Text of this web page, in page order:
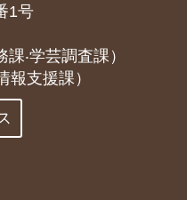
1号
‧学芸調査課）
支援課）